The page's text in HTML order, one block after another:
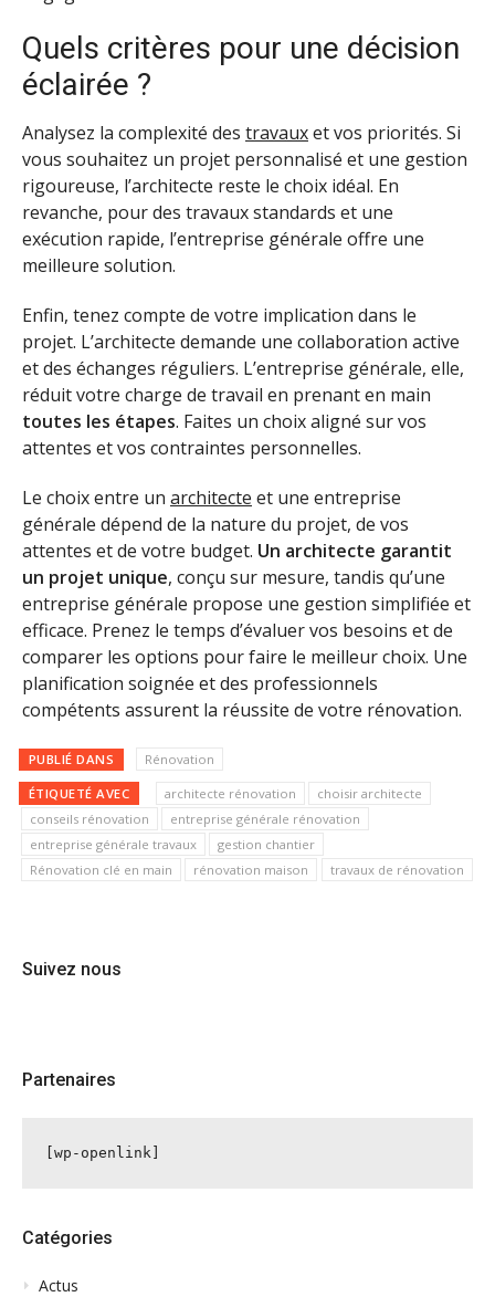
Quels critères pour une décision
éclairée ?
Analysez la complexité des travauxet vos priorités. Si
vous souhaitez un projet personnalisé et une gestion
rigoureuse, l’architecte reste le choix idéal. En
revanche, pour des travaux standards et une
exécution rapide, l’entreprise générale offre une
meilleure solution.
Enfin, tenez compte de votre implication dans le
projet. L’architecte demande une collaboration active
et des échanges réguliers. L’entreprise générale, elle,
réduit votre charge de travail en prenant en main
toutes les étapes. Faites un choix aligné sur vos
attentes et vos contraintes personnelles.
Le choix entre un architecte et une entreprise
générale dépend de la nature du projet, de vos
attentes et de votre budget. Un architecte garantit
un projet unique, conçu sur mesure, tandis qu’une
entreprise générale propose une gestion simplifiée et
efficace. Prenez le temps d’évaluer vos besoins et de
comparer les options pour faire le meilleur choix. Une
planification soignée et des professionnels
compétents assurent la réussite de votre rénovation.
PUBLIÉ DANS Rénovation
ÉTIQUETÉ AVEC architecte rénovation
choisir architecte
conseils rénovation
entreprise générale rénovation
entreprise générale travaux
gestion chantier
Rénovation clé en main
rénovation maison travaux de rénovation
Suivez nous
Partenaires
[wp-openlink]
Catégories
Actus